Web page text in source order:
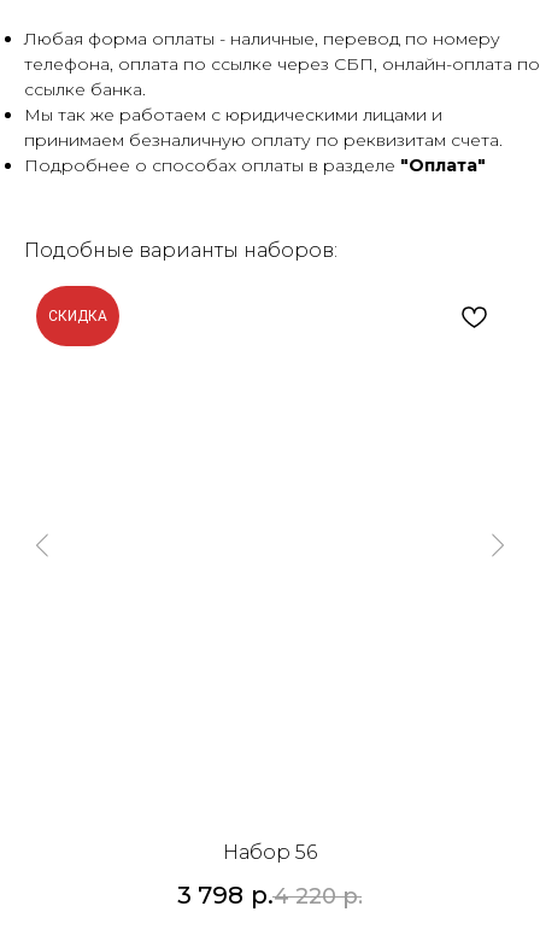
Любая форма оплаты - наличные, перевод по номеру
телефона, оплата по ссылке через СБП, онлайн-оплата по
ссылке банка.
Мы так же работаем с юридическими лицами и
принимаем безналичную оплату по реквизитам счета.
Подробнее о способах оплаты в разделе "Оплата"
Подобные варианты наборов:
СКИДКА
Набор 56
3 798 р.4 220 р.